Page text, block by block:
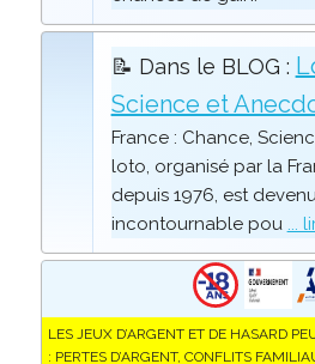
📝 Dans le BLOG :
Science et
France : Chance,
loto, organisé par la
depuis 1976, est
incontournable pou ...
LES JEUX D’ARGENT ET DE HASARD
: PERTES D’ARGENT, CONFLITS